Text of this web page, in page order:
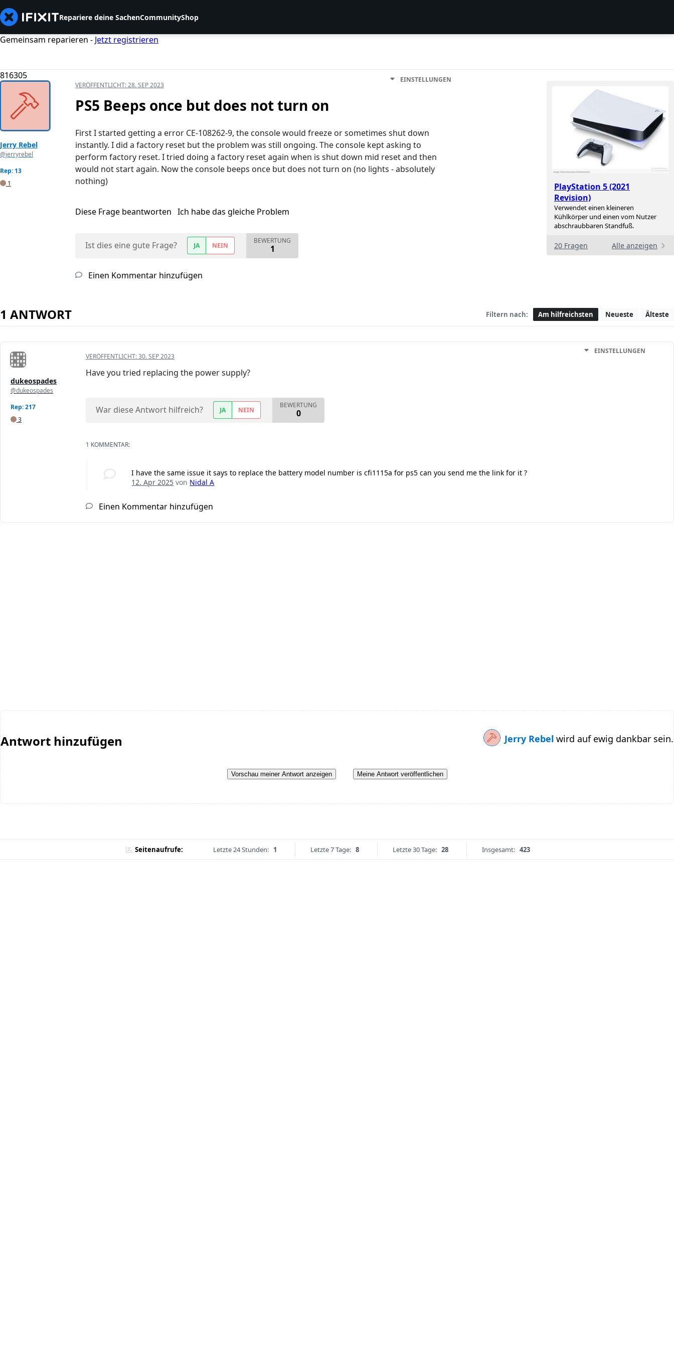
Repariere deine SachenCommunityShop
Gemeinsam reparieren - Jetzt registrieren
816305
PlayStation 5 (2021
Revision)
Verwendet einen kleineren
Kühlkörper und einen vom Nutzer
abschraubbaren Standfuß.
20 Fragen Alle anzeigen
Jerry Rebel
@jerryrebel
Rep: 13
1
VERÖFFENTLICHT:28. SEP 2023
EINSTELLUNGEN
PS5 Beeps once but does not turn on
First I started getting a error CE-108262-9, the console would freeze or sometimes shut down
instantly. I did a factory reset but the problem was still ongoing. The console kept asking to
perform factory reset. I tried doing a factory reset again when is shut down mid reset and then
would not start again. Now the console beeps once but does not turn on (no lights - absolutely
nothing)
Diese Frage beantworten Ich habe das gleiche Problem
Ist dies eine gute Frage? JA NEIN
BEWERTUNG
1
Einen Kommentar hinzufügen
1 ANTWORT Filtern nach: Am hilfreichsten Neueste Älteste
dukeospades
@dukeospades
Rep: 217
3
VERÖFFENTLICHT:30. SEP 2023
EINSTELLUNGEN
Have you tried replacing the power supply?
War diese Antwort hilfreich? JA NEIN
BEWERTUNG
0
1 KOMMENTAR:
I have the same issue it says to replace the battery model number is cfi1115a for ps5 can you send me the link for it ?
12. Apr 2025 von Nidal A
Einen Kommentar hinzufügen
Antwort hinzufügen Jerry Rebel wird auf ewig dankbar sein.
Vorschau meiner Antwort anzeigen Meine Antwort veröffentlichen
Seitenaufrufe: Letzte 24 Stunden: 1 Letzte 7 Tage: 8 Letzte 30 Tage: 28 Insgesamt: 423